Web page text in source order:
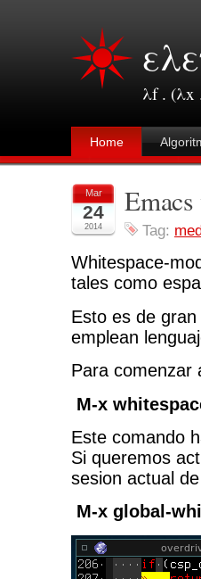
λf . (λx
Home
Mar
24
2014 Tag:
Whitespace-
tales como
Esto es de
emplean
Para comenzar
M-x
Este comando
Si queremos
sesion actual
M-x global-